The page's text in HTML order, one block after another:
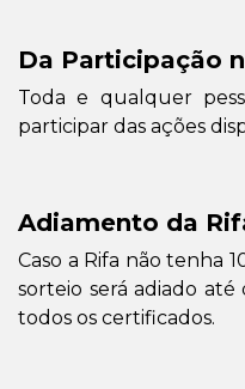
Da Participação
Toda e qualquer
participar das ações
Adiamento da
Caso a Rifa não tenha
sorteio será adiado
todos os certificados.